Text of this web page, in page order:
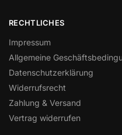
RECHTLICHES
Impressum
Allgemeine
Datenschutzerklärung
Widerrufsrecht
Zahlung & Versand
Vertrag widerrufen